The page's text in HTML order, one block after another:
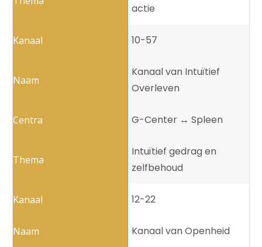
actie
10-57
Kanaal van Intuïtief
Overleven
G-Center ↔️ Spleen
Intuïtief gedrag en
zelfbehoud
12-22
Kanaal van Openheid